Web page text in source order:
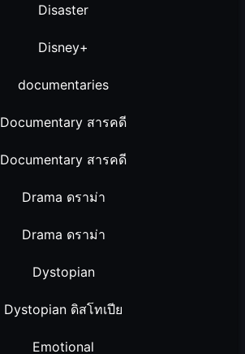
Disaster
Disney+
documentaries
Documentary สารคดี
Documentary สารคดี
Drama ดราม่า
Drama ดราม่า
Dystopian
Dystopian ดิสโทเปีย
Emotional